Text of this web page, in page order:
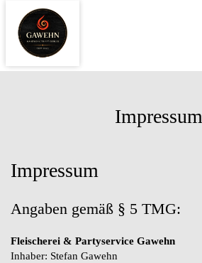
Impressum
Impressum
Angaben gemäß § 5 TMG:
Fleischerei & Partyservice Gawehn
Inhaber: Stefan Gawehn